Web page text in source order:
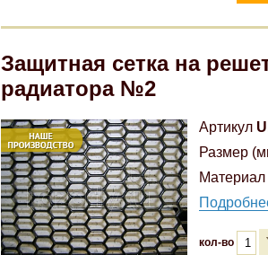
Защитная сетка на
радиатора №2
Артикул
Размер
Материал
кол-во